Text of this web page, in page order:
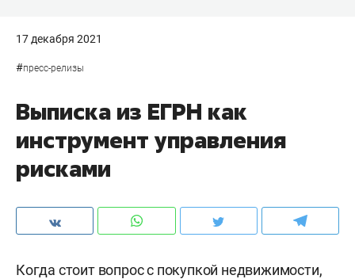
17 декабря 2021
#пресс-релизы
Выписка из ЕГРН как
инструмент управления
рисками
Когда стоит вопрос с покупкой недвижимости,